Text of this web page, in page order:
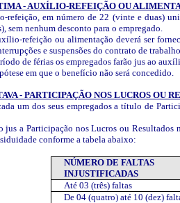
- AUXÍLIO-REFEIÇÃO OU
refeição, em número de 22 (vinte e duas)
sem nenhum desconto para o empregado.
refeição ou alimentação deverá ser
e suspensões do contrato de
de férias os empregados farão jus ao
em que o benefício não será concedido.
- PARTICIPAÇÃO NOS LUCROS OU
um dos seus empregados a título de
jus a Participação nos Lucros ou
conforme a tabela abaixo:
NÚMERO DE FALTAS
INJUSTIFICADAS
Até 03 (três) faltas
De 04 (quatro) até 10 (dez)